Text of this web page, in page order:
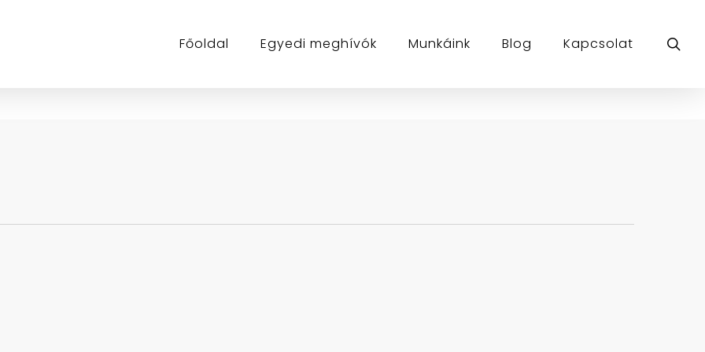
Főoldal Egyedi meghívók Munkáink Blog Kapcsolat